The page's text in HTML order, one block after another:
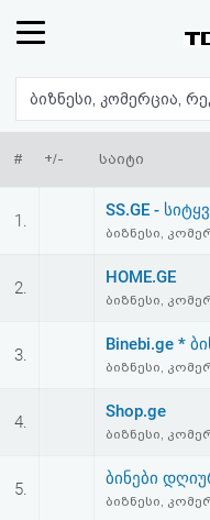
რეიტინგი
(მთავარი)
ფოსტა
ავტორიზაცია
რეგისტრაცია
პაროლის
აღდგენა
# +/- საიტი
1.
SS.GE -
ბიზნესი,
2.
HOME.GE
ბიზნესი,
3.
Binebi.ge *
ბიზნესი,
4.
Shop.ge
ბიზნესი,
5.
ბინები
ბიზნესი,